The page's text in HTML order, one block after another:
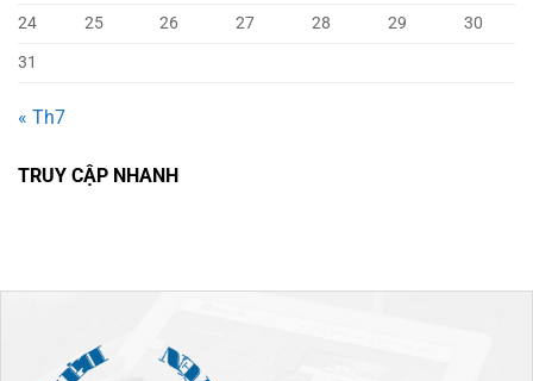
24
25 26 27 28 29
30
31
« Th7
TRUY CẬP NHANH